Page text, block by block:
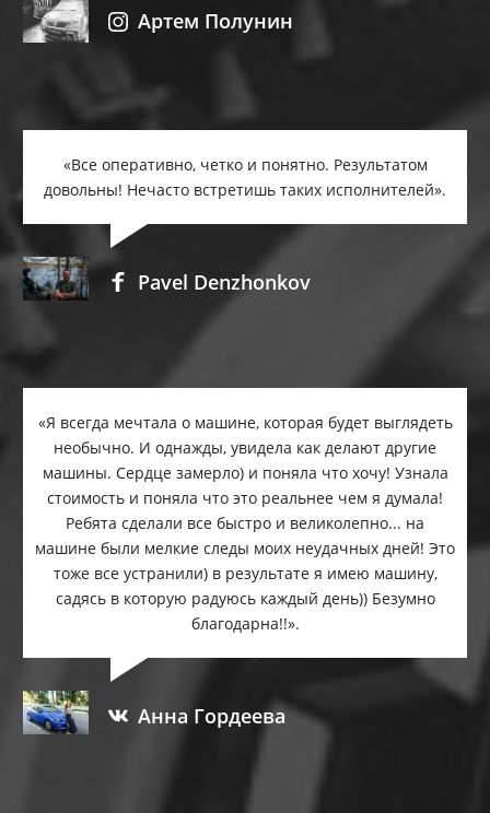
Артем Полунин
«Все оперативно, четко и понятно. Результатом
довольны! Нечасто встретишь таких исполнителей».
Pavel Denzhonkov
«Я всегда мечтала о машине, которая будет выглядеть
необычно. И однажды, увидела как делают другие
машины. Сердце замерло) и поняла что хочу! Узнала
стоимость и поняла что это реальнее чем я думала!
Ребята сделали все быстро и великолепно... на
машине были мелкие следы моих неудачных дней! Это
тоже все устранили) в результате я имею машину,
садясь в которую радуюсь каждый день)) Безумно
благодарна!!».
Анна Гордеева